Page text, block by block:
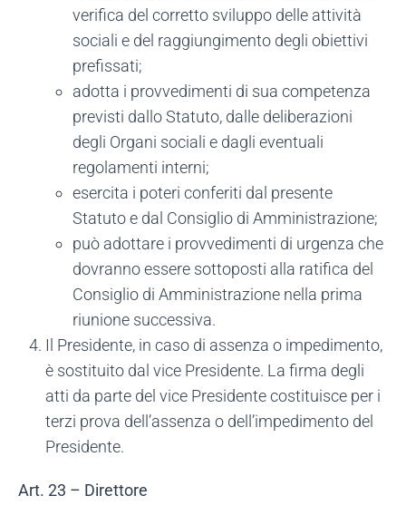
verifica del corretto sviluppo delle attività
sociali e del raggiungimento degli obiettivi
prefissati;
adotta i provvedimenti di sua competenza
previsti dallo Statuto, dalle deliberazioni
degli Organi sociali e dagli eventuali
regolamenti interni;
esercita i poteri conferiti dal presente
Statuto e dal Consiglio di Amministrazione;
può adottare i provvedimenti di urgenza che
dovranno essere sottoposti alla ratifica del
Consiglio di Amministrazione nella prima
riunione successiva.
Il Presidente, in caso di assenza o impedimento,
è sostituito dal vice Presidente. La firma degli
atti da parte del vice Presidente costituisce per i
terzi prova dell’assenza o dell’impedimento del
Presidente.
Art. 23 – Direttore